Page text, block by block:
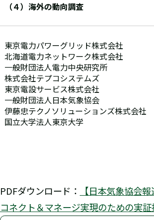
（４）海外の動向調査
東京電力パワーグリッド株式会社
北海道電力ネットワーク株式会社
一般財団法人電力中央研究所
株式会社テプコシステムズ
東京電設サービス株式会社
一般財団法人日本気象協会
伊藤忠テクノソリューションズ株式会社
国立大学法人東京大学
PDFダウンロード：
【日本気象協会
コネクト＆マネージ実現のための実証